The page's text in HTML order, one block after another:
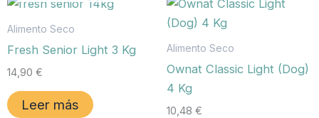
Alimento Seco
Fresh Senior Light 3 Kg
14,90 €
Leer más
Alimento Seco
Ownat Classic Light (Dog)
4 Kg
10,48 €